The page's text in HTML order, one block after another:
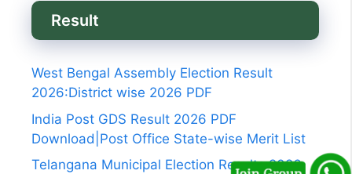
Result
West Bengal Assembly Election Result
2026:District wise 2026 PDF
India Post GDS Result 2026 PDF
Download|Post Office State-wise Merit List
Telangana Municipal Election Results 2026